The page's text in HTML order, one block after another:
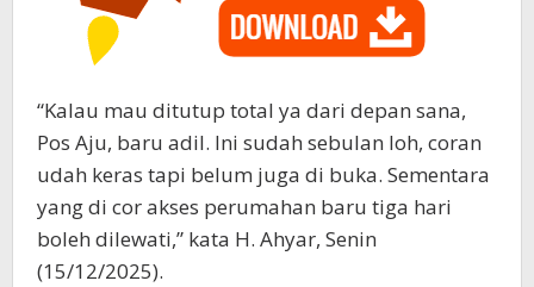
“Kalau mau ditutup total ya dari depan sana,
Pos Aju, baru adil. Ini sudah sebulan loh, coran
udah keras tapi belum juga di buka. Sementara
yang di cor akses perumahan baru tiga hari
boleh dilewati,” kata H. Ahyar, Senin
(15/12/2025).